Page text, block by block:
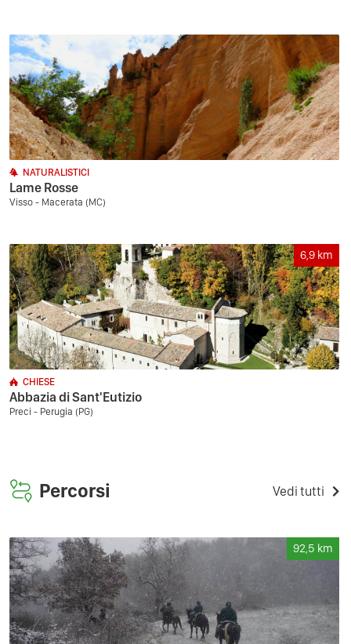
NATURALISTICI
Lame Rosse
Visso - Macerata (MC)
6,9 km
CHIESE
Abbazia di Sant'Eutizio
Preci - Perugia (PG)
Percorsi Vedi tutti
92,5 km